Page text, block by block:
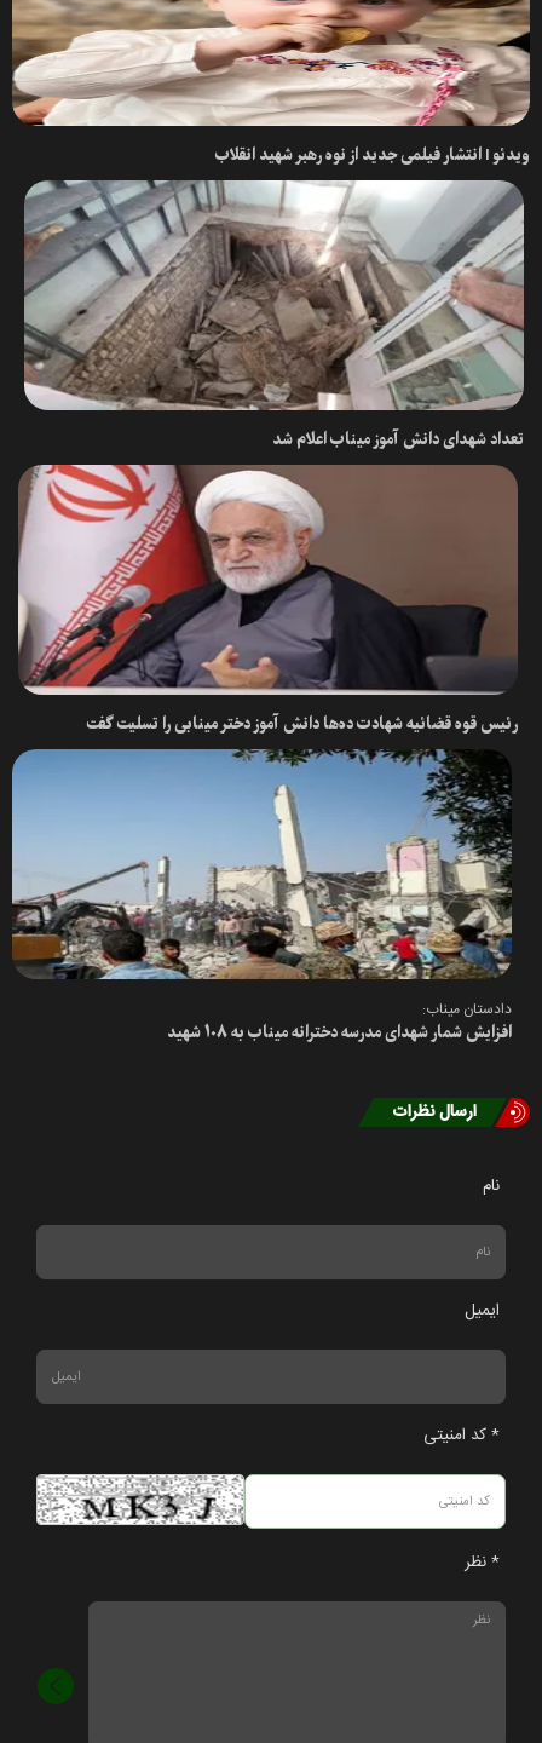
ویدئو l انتشار فیلمی جدید از نوه رهبر شهید انقلاب
تعداد شهدای دانش آموز میناب اعلام شد
رئیس قوه قضائیه شهادت ده‌ها دانش آموز دختر مینابی را تسلیت گفت
دادستان میناب:
افزایش شمار شهدای مدرسه دخترانه میناب به ۱۰۸ شهید
ارسال نظرات
نام
ایمیل
* کد امنیتی
* نظر